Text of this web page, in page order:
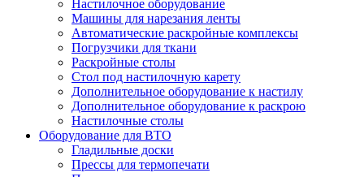
Настилочное оборудование
Машины для нарезания ленты
Автоматические раскройные комплексы
Погрузчики для ткани
Раскройные столы
Стол под настилочную карету
Дополнительное оборудование к настилу
Дополнительное оборудование к раскрою
Настилочные столы
Оборудование для ВТО
Гладильные доски
Прессы для термопечати